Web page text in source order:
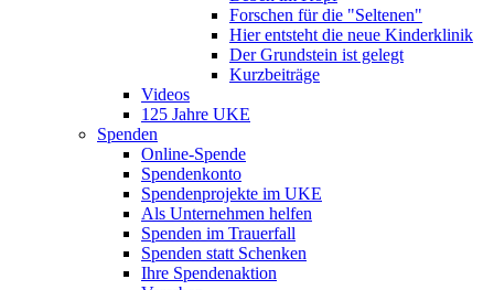
Forschen für die "Seltenen"
Hier entsteht die neue Kinderklinik
Der Grundstein ist gelegt
Kurzbeiträge
Videos
125 Jahre UKE
Spenden
Online-Spende
Spendenkonto
Spendenprojekte im UKE
Als Unternehmen helfen
Spenden im Trauerfall
Spenden statt Schenken
Ihre Spendenaktion